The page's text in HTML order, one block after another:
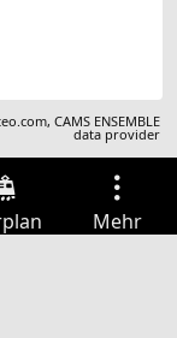
,CAMS ENSEMBLE
data provider
Mehr